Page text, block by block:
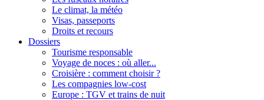
Le climat, la météo
Visas, passeports
Droits et recours
Dossiers
Tourisme responsable
Voyage de noces : où aller...
Croisière : comment choisir ?
Les compagnies low-cost
Europe : TGV et trains de nuit